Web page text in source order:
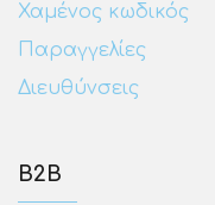
Χαμένος κωδικός
Παραγγελίες
Διευθύνσεις
Β2Β